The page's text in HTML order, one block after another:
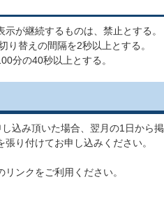
が継続するものは、禁止とする。
り替えの間隔を2秒以上とする。
分の40秒以上とする。
込み頂いた場合、翌月の1日から
り付けてお申し込みください。
ンクをご利用ください。